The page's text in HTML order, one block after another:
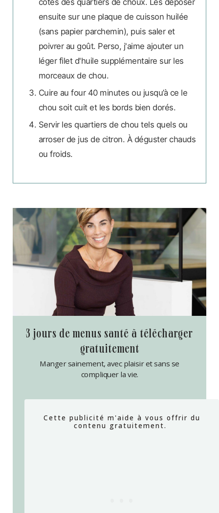
ensuite sur une plaque de cuisson huilée
(sans papier parchemin), puis saler et
poivrer au goût. Perso, j'aime ajouter un
léger filet d'huile supplémentaire sur les
morceaux de chou.
Cuire au four 40 minutes ou jusqu’à ce le
chou soit cuit et les bords bien dorés.
Servir les quartiers de chou tels quels ou
arroser de jus de citron. À déguster chauds
ou froids.
3 jours de menus santé à télécharger
gratuitement
Manger sainement, avec plaisir et sans se
compliquer la vie.